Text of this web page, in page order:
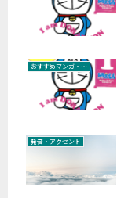
おすすめマンガ・絵本
発音・アクセント